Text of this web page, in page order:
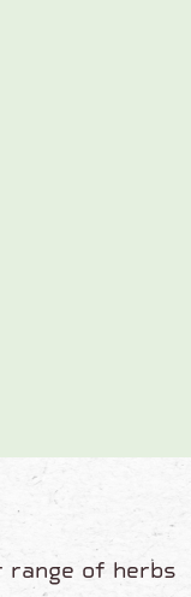
range of herbs